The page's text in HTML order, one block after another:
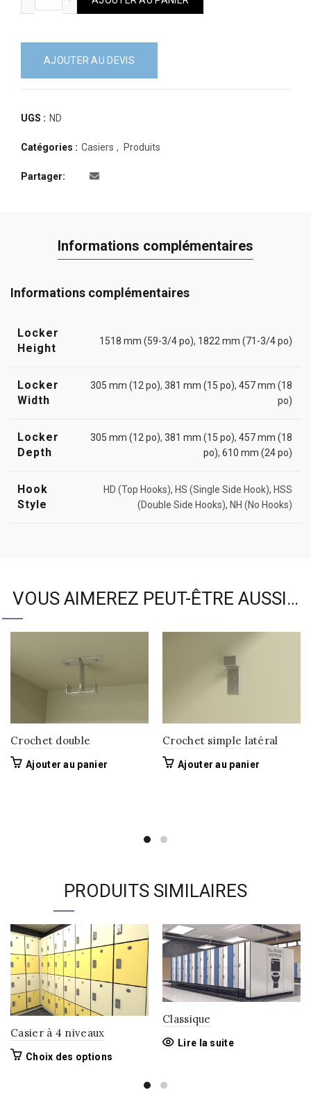
AJOUTER AU DEVIS
UGS : ND
Catégories : Casiers , Produits
Partager
Informations complémentaires
Informations complémentaires
Locker
Height
1518 mm (59-3/4 po), 1822 mm (71-3/4 po)
Locker
Width
305 mm (12 po), 381 mm (15 po), 457 mm (18
po)
Locker
Depth
305 mm (12 po), 381 mm (15 po), 457 mm (18
po), 610 mm (24 po)
Hook
Style
HD (Top Hooks), HS (Single Side Hook), HSS
(Double Side Hooks), NH (No Hooks)
VOUS AIMEREZ PEUT-ÊTRE AUSSI…
Crochet double
Ajouter au panier
Crochet simple latéral
Ajouter au panier
PRODUITS SIMILAIRES
Casier à 4 niveaux
Choix des options
Classique
Lire la suite